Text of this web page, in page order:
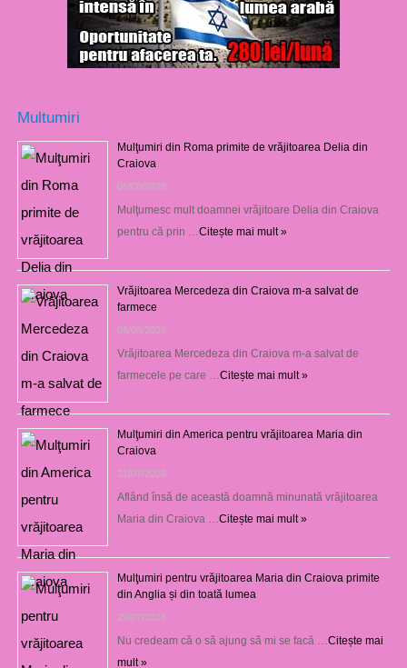
Multumiri
Mulţumiri din Roma primite de vrăjitoarea Delia din
Craiova
06/08/2026
Mulţumesc mult doamnei vrăjitoare Delia din Craiova
pentru că prin … Citește mai mult »
Vrăjitoarea Mercedeza din Craiova m-a salvat de
farmece
06/08/2026
Vrăjitoarea Mercedeza din Craiova m-a salvat de
farmecele pe care … Citește mai mult »
Mulţumiri din America pentru vrăjitoarea Maria din
Craiova
31/07/2026
Aflând însă de această doamnă minunată vrăjitoarea
Maria din Craiova … Citește mai mult »
Mulţumiri pentru vrăjitoarea Maria din Craiova primite
din Anglia și din toată lumea
29/07/2026
Nu credeam că o să ajung să mi se facă … Citește mai
mult »